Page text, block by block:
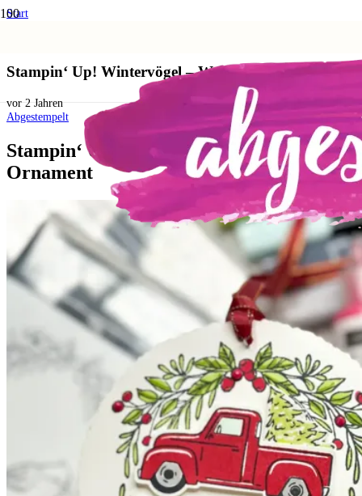
Start
Stampin‘ Up! Wintervögel – Weihnachts-Ornament
vor 2 Jahren
Abgestempelt
Stampin‘ Up! Wintervögel – Weihnachts-
Ornament